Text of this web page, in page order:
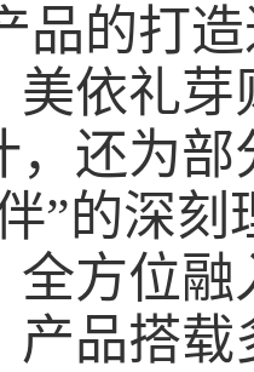
品的打
美依礼芽
，还为
”的深
全方位
产品搭